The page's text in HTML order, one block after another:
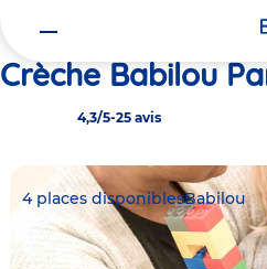
Crèche Babilou
4,3/5-25 avis
4 places disponiblesBabilou